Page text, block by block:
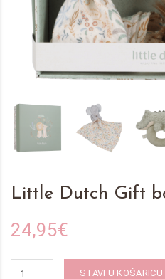
Little Dutch Gift
24,95€
STAVI U KOŠARICU